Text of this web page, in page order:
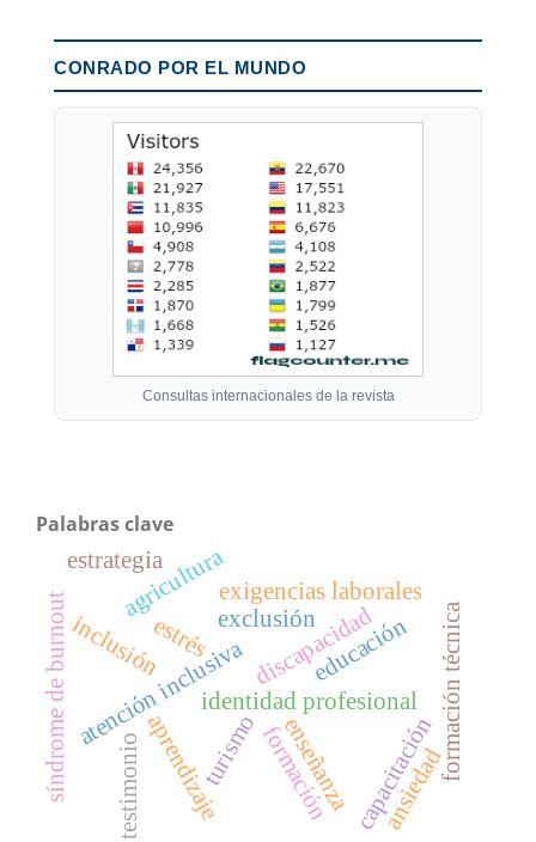
CONRADO POR EL MUNDO
Consultas internacionales de la revista
Palabras clave
formación
atención inclusivaidentidad profesional
enseñanza
aprendizaje
inclusión exclusión
discapacidad
capacitación
estrés
ansiedad
exigencias laborales
síndrome de burnout
agricultura
formación técnica
turismo
educación
estrategia
testimonio